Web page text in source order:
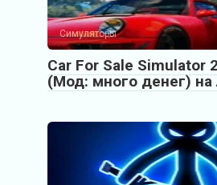
Симуляторы
Car For Sale Simulator
(Мод: много денег)